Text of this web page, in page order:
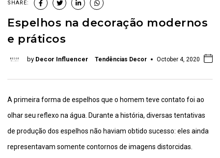
SHARE:
Espelhos na decoração modernos
e práticos
by Decor Influencer Tendências Decor October 4, 2020
A primeira forma de espelhos que o homem teve contato foi ao
olhar seu reflexo na água. Durante a história, diversas tentativas
de produção dos espelhos não haviam obtido sucesso: eles ainda
representavam somente contornos de imagens distorcidas.